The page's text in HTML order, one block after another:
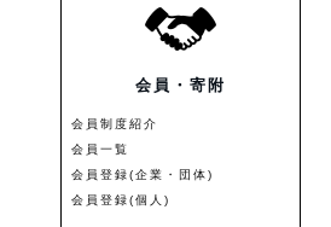
会員・寄附
会員制度紹介
会員一覧
会員登録(企業・団体)
会員登録(個人)